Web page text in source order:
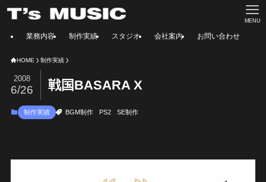
MENU
業務内容 制作実績 スタジオ 会社案内 お問い合わせ
HOME 制作実績
戦国BASARA X
2008
6/26
制作実績 BGM制作 PS2 SE制作